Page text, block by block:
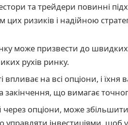
та трейдери повинні
цих ризиків і надійною
може призвести до
рухів ринку.
на всі опціони, і їхня
закінчення, що вимагає
опціони, може